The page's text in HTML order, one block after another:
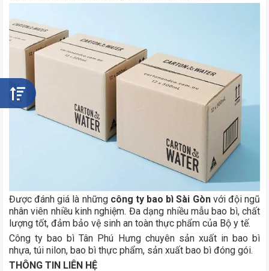
Được đánh giá là những công ty bao bì Sài Gònvới đội ngũ
nhân viên nhiều kinh nghiệm. Đa dạng nhiều mẫu bao bì, chất
lượng tốt, đảm bảo vệ sinh an toàn thực phẩm của Bộ y tế.
Công ty bao bì Tân Phú Hưng chuyên sản xuất in bao bì
nhựa, túi nilon, bao bì thực phẩm, sản xuất bao bì đóng gói.
THÔNG TIN LIÊN HỆ